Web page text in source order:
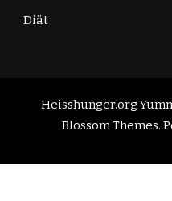
Diät
Heisshunger.org
Blossom Themes.